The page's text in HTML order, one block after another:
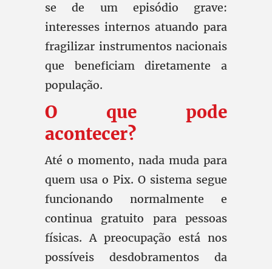
se de um episódio grave:
interesses internos atuando para
fragilizar instrumentos nacionais
que beneficiam diretamente a
população.
O que pode
acontecer?
Até o momento, nada muda para
quem usa o Pix. O sistema segue
funcionando normalmente e
continua gratuito para pessoas
físicas. A preocupação está nos
possíveis desdobramentos da